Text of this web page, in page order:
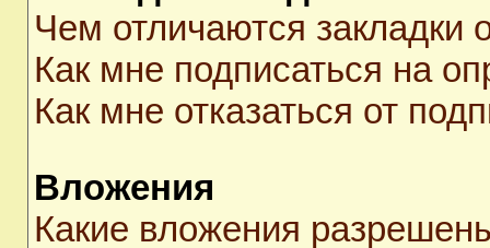
Чем отличаются закладки
Как мне подписаться на
Как мне отказаться от
Вложения
Какие вложения